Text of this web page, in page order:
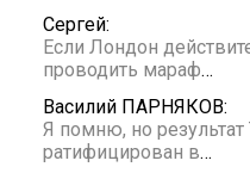
Сергей:
Если Лондон
проводить мараф…
Василий ПАРНЯКОВ:
Я помню, но
ратифицирован в…